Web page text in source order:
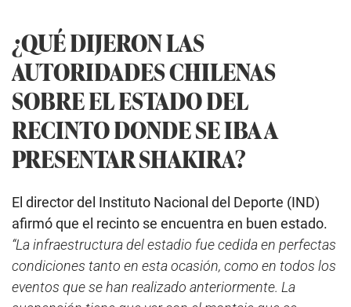
¿QUÉ DIJERON LAS
AUTORIDADES CHILENAS
SOBRE EL ESTADO DEL
RECINTO DONDE SE IBA A
PRESENTAR SHAKIRA?
El director del Instituto Nacional del Deporte (IND)
afirmó que el recinto se encuentra en buen estado.
“La infraestructura del estadio fue cedida en perfectas
condiciones tanto en esta ocasión, como en todos los
eventos que se han realizado anteriormente. La